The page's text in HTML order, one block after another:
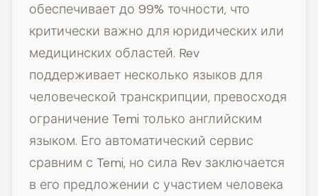
обеспечивает до 99% точности, что
критически важно для юридических или
медицинских областей. Rev
поддерживает несколько языков для
человеческой транскрипции, превосходя
ограничение Temi только английским
языком. Его автоматический сервис
сравним с Temi, но сила Rev заключается
в его предложении с участием человека